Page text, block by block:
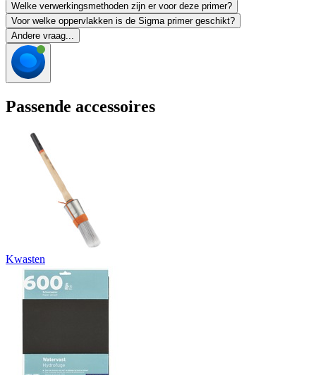
Welke verwerkingsmethoden zijn er voor deze primer?
Voor welke oppervlakken is de Sigma primer geschikt?
Andere vraag...
Passende accessoires
Kwasten